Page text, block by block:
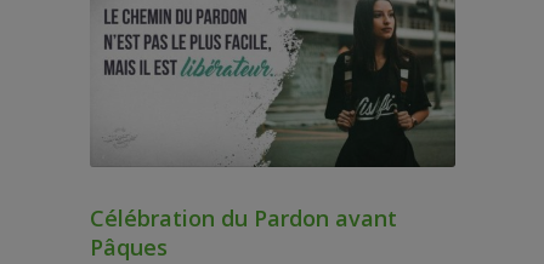
Célébration du Pardon avant
Pâques